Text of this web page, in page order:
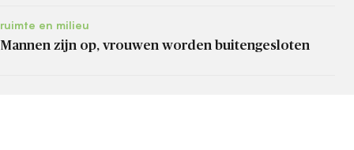
ruimte en milieu
Mannen zijn op, vrouwen worden buitengesloten